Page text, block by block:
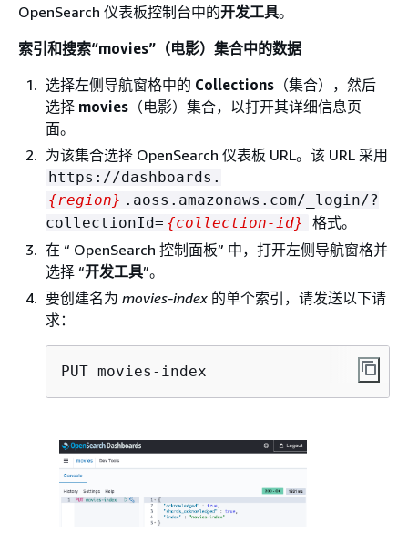
OpenSearch 仪表板控制台中的开发工具。
索引和搜索“movies”（电影）集合中的数据
选择左侧导航窗格中的 Collections （集合），然后
选择 movies （电影）集合，以打开其详细信息页
面。
为该集合选择 OpenSearch 仪表板 URL。该 URL 采用
https://dashboards.
{region} .aoss.amazonaws.com/_login/?
collectionId= {collection-id}
格式。
在 “ OpenSearch 控制面板” 中，打开左侧导航窗格并
选择 “开发工具”。
要创建名为 movies-index 的单个索引，请发送以下请
求：
PUT movies-index